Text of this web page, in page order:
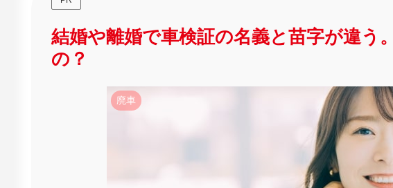
結婚や離婚で車検証の名義と苗字が違う
の？
廃車